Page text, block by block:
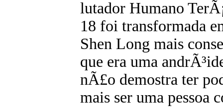
lutador Humano
18 foi transformada
Shen Long mais
que era uma
nÃ£o demostra ter
mais ser uma pessoa